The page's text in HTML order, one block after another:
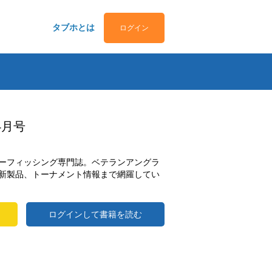
タブホとは ログイン
号
フィッシング専門誌。ベテランアングラ
製品、トーナメント情報まで網羅してい
ログインして書籍を読む